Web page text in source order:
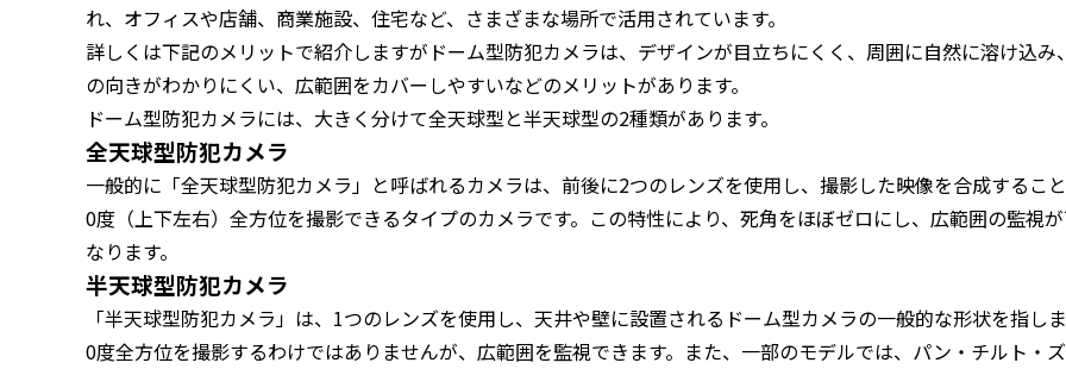
れ、オフィスや店舗、商業施設、住宅など、さまざまな場所で活用されています。
詳しくは下記のメリットで紹介しますがドーム型防犯カメラは、デザインが目立ちにくく、周囲に自然に溶け込み
の向きがわかりにくい、広範囲をカバーしやすいなどのメリットがあります。
ドーム型防犯カメラには、大きく分けて全天球型と半天球型の2種類があります。
全天球型防犯カメラ
一般的に「全天球型防犯カメラ」と呼ばれるカメラは、前後に2つのレンズを使用し、撮影した映像を合成するこ
0度（上下左右）全方位を撮影できるタイプのカメラです。この特性により、死角をほぼゼロにし、広範囲の監視
なります。
半天球型防犯カメラ
「半天球型防犯カメラ」は、1つのレンズを使用し、天井や壁に設置されるドーム型カメラの一般的な形状を指し
0度全方位を撮影するわけではありませんが、広範囲を監視できます。また、一部のモデルでは、パン・チルト・